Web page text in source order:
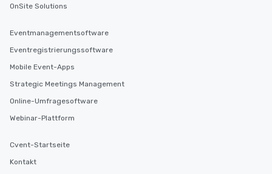
OnSite Solutions
Eventmanagementsoftware
Eventregistrierungssoftware
Mobile Event-Apps
Strategic Meetings Management
Online-Umfragesoftware
Webinar-Plattform
Cvent-Startseite
Kontakt